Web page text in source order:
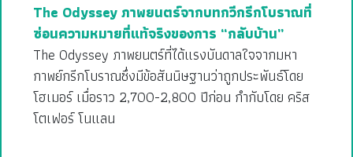
The Odyssey ภาพยนตร์จากบทกวีกรีกโบราณที่
ซ่อนความหมายที่แท้จริงของการ “กลับบ้าน”
The Odyssey ภาพยนตร์ที่ได้แรงบันดาลใจจากมหา
กาพย์กรีกโบราณซึ่งมีข้อสันนิษฐานว่าถูกประพันธ์โดย
โฮเมอร์ เมื่อราว 2,700-2,800 ปีก่อน กำกับโดย คริส
โตเฟอร์ โนแลน